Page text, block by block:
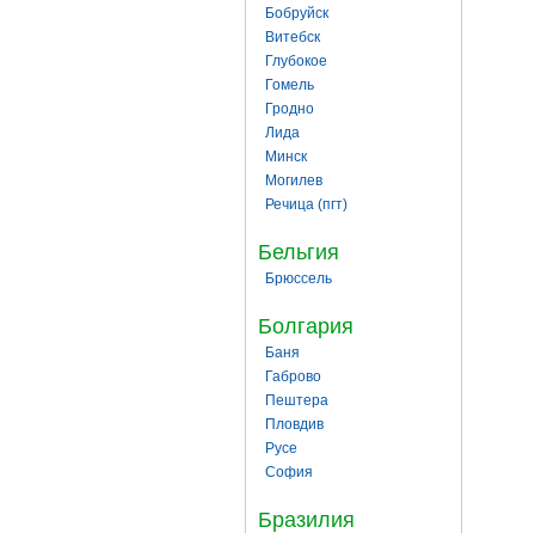
Бобруйск
Витебск
Глубокое
Гомель
Гродно
Лида
Минск
Могилев
Речица (пгт)
Бельгия
Брюссель
Болгария
Баня
Габрово
Пештера
Пловдив
Русе
София
Бразилия